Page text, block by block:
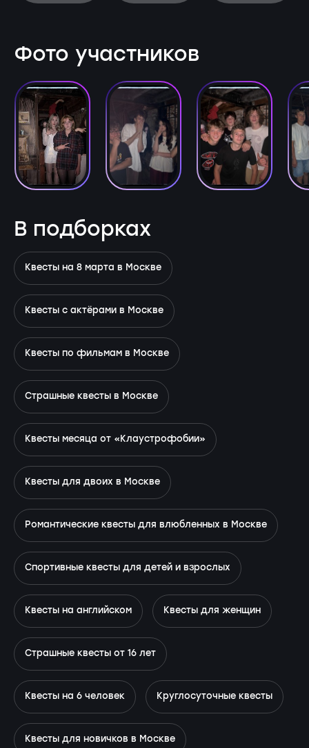
Фото участников
В подборках
Квесты на 8 марта в Москве
Квесты с актёрами в Москве
Квесты по фильмам в Москве
Страшные квесты в Москве
Квесты месяца от «Клаустрофобии»
Квесты для двоих в Москве
Романтические квесты для влюбленных в Москве
Спортивные квесты для детей и взрослых
Квесты на английском Квесты для женщин
Страшные квесты от 16 лет
Квесты на 6 человек Круглосуточные квесты
Квесты для новичков в Москве